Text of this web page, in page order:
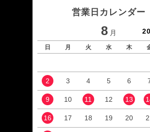
営業日カレンダー
8 月
日 月 火 水 木
2 3 4 5 6
9 10 11 12 13
16 17 18 19 20